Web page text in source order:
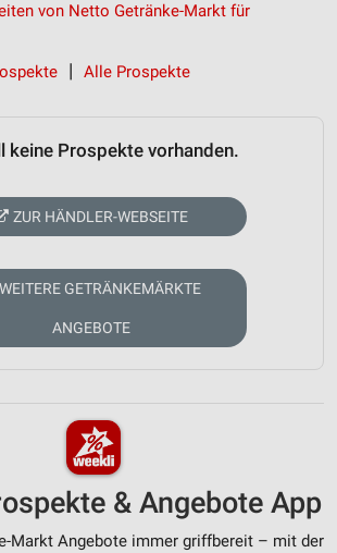
von Netto Getränke-Markt für
Alle Prospekte
keine Prospekte vorhanden.
ZUR HÄNDLER-WEBSEITE
WEITERE GETRÄNKEMÄRKTE
ANGEBOTE
& Angebote App
Markt Angebote immer griffbereit – mit der